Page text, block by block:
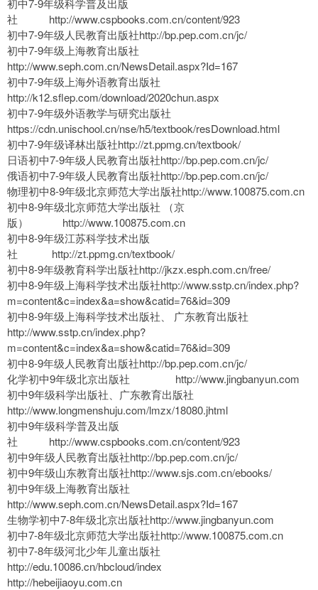
初中7-9年级科学普及出版
社 http://www.cspbooks.com.cn/content/923
初中7-9年级人民教育出版社http://bp.pep.com.cn/jc/
初中7-9年级上海教育出版社
http://www.seph.com.cn/NewsDetail.aspx?Id=167
初中7-9年级上海外语教育出版社
http://k12.sflep.com/download/2020chun.aspx
初中7-9年级外语教学与研究出版社
https://cdn.unischool.cn/nse/h5/textbook/resDownload.html
初中7-9年级译林出版社http://zt.ppmg.cn/textbook/
日语初中7-9年级人民教育出版社http://bp.pep.com.cn/jc/
俄语初中7-9年级人民教育出版社http://bp.pep.com.cn/jc/
物理初中8-9年级北京师范大学出版社http://www.100875.com.cn
初中8-9年级北京师范大学出版社 （京
版） http://www.100875.com.cn
初中8-9年级江苏科学技术出版
社 http://zt.ppmg.cn/textbook/
初中8-9年级教育科学出版社http://jkzx.esph.com.cn/free/
初中8-9年级上海科学技术出版社http://www.sstp.cn/index.php?
m=content&c=index&a=show&catid=76&id=309
初中8-9年级上海科学技术出版社、 广东教育出版社
http://www.sstp.cn/index.php?
m=content&c=index&a=show&catid=76&id=309
初中8-9年级人民教育出版社http://bp.pep.com.cn/jc/
化学初中9年级北京出版社 http://www.jingbanyun.com
初中9年级科学出版社、广东教育出版社
http://www.longmenshuju.com/lmzx/18080.jhtml
初中9年级科学普及出版
社 http://www.cspbooks.com.cn/content/923
初中9年级人民教育出版社http://bp.pep.com.cn/jc/
初中9年级山东教育出版社http://www.sjs.com.cn/ebooks/
初中9年级上海教育出版社
http://www.seph.com.cn/NewsDetail.aspx?Id=167
生物学初中7-8年级北京出版社http://www.jingbanyun.com
初中7-8年级北京师范大学出版社http://www.100875.com.cn
初中7-8年级河北少年儿童出版社
http://edu.10086.cn/hbcloud/index
http://hebeijiaoyu.com.cn